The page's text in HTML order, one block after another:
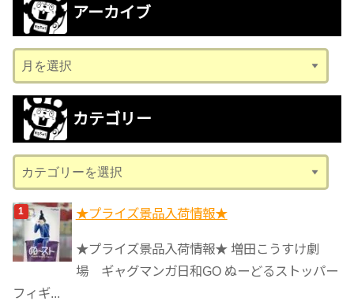
アーカイブ
ー
カ
ブ
カテゴリー
テ
ゴ
リ
ー
★プライズ景品入荷情報★
★プライズ景品入荷情報★ 増田こうすけ劇
場 ギャグマンガ日和GO ぬーどるストッパー
フィギ...